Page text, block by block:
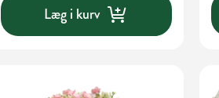
Læg i kurv